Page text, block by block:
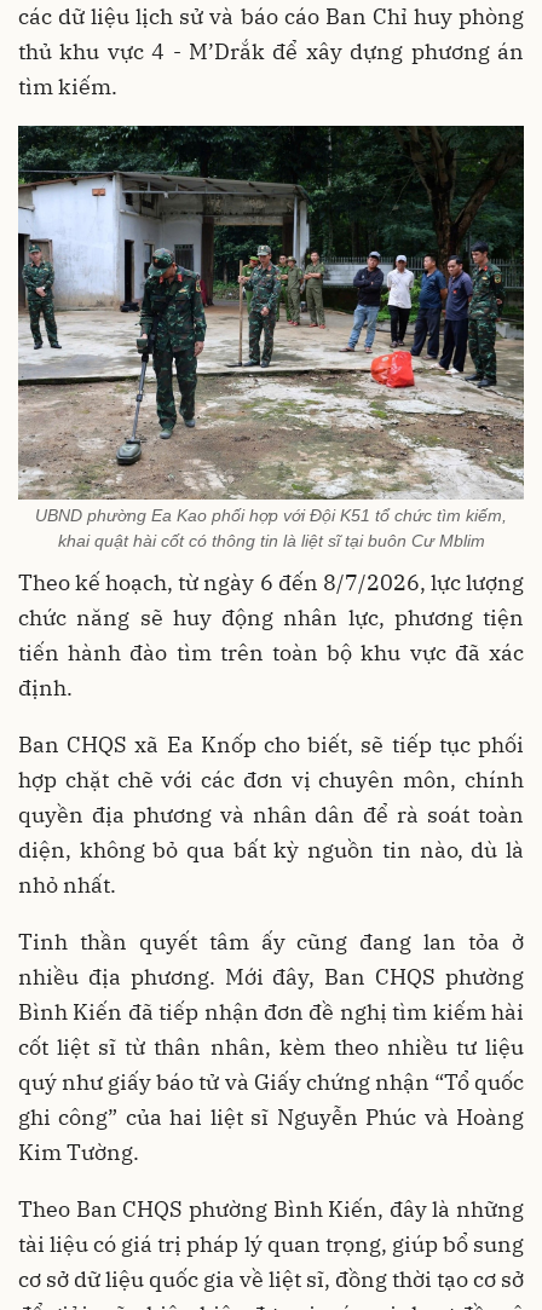
các dữ liệu lịch sử và báo cáo Ban Chỉ huy phòng
thủ khu vực 4 - M’Drắk để xây dựng phương án
tìm kiếm.
UBND phường Ea Kao phối hợp với Đội K51 tổ chức tìm kiếm,
khai quật hài cốt có thông tin là liệt sĩ tại buôn Cư Mblim
Theo kế hoạch, từ ngày 6 đến 8/7/2026, lực lượng
chức năng sẽ huy động nhân lực, phương tiện
tiến hành đào tìm trên toàn bộ khu vực đã xác
định.
Ban CHQS xã Ea Knốp cho biết, sẽ tiếp tục phối
hợp chặt chẽ với các đơn vị chuyên môn, chính
quyền địa phương và nhân dân để rà soát toàn
diện, không bỏ qua bất kỳ nguồn tin nào, dù là
nhỏ nhất.
Tinh thần quyết tâm ấy cũng đang lan tỏa ở
nhiều địa phương. Mới đây, Ban CHQS phường
Bình Kiến đã tiếp nhận đơn đề nghị tìm kiếm hài
cốt liệt sĩ từ thân nhân, kèm theo nhiều tư liệu
quý như giấy báo tử và Giấy chứng nhận “Tổ quốc
ghi công” của hai liệt sĩ Nguyễn Phúc và Hoàng
Kim Tường.
Theo Ban CHQS phường Bình Kiến, đây là những
tài liệu có giá trị pháp lý quan trọng, giúp bổ sung
cơ sở dữ liệu quốc gia về liệt sĩ, đồng thời tạo cơ sở